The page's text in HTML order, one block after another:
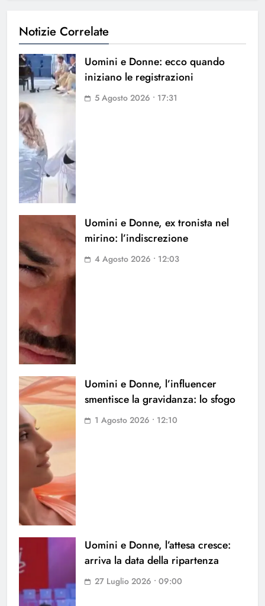
Notizie Correlate
Uomini e Donne: ecco quando
iniziano le registrazioni
5 Agosto 2026 • 17:31
Uomini e Donne, ex tronista nel
mirino: l’indiscrezione
4 Agosto 2026 • 12:03
Uomini e Donne, l’influencer
smentisce la gravidanza: lo sfogo
1 Agosto 2026 • 12:10
Uomini e Donne, l’attesa cresce:
arriva la data della ripartenza
27 Luglio 2026 • 09:00